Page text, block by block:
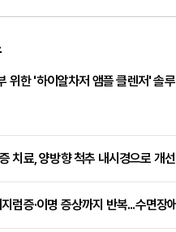
위한 '하이알차저 앰플 클렌저' 솔루